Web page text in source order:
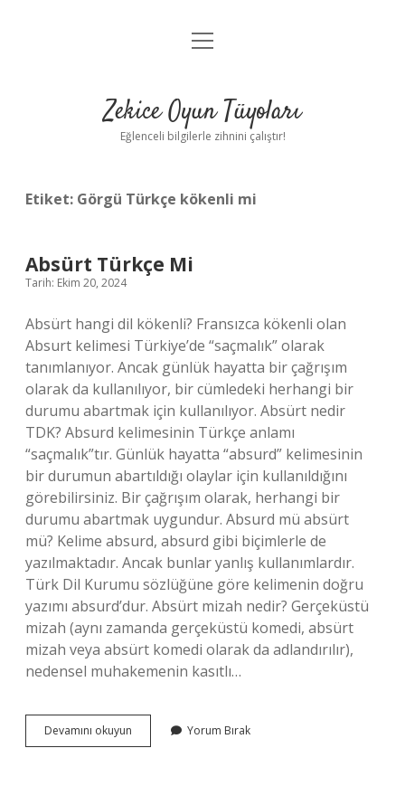
Anasayfa
Yasal Uyarı
menüyü
Zekice Oyun Tüyoları
Eğlenceli bilgilerle zihnini çalıştır!
Etiket: Görgü Türkçe kökenli mi
Absürt Türkçe Mi
Tarih: Ekim 20, 2024
Absürt hangi dil kökenli? Fransızca kökenli olan
Absurt kelimesi Türkiye’de “saçmalık” olarak
tanımlanıyor. Ancak günlük hayatta bir çağrışım
olarak da kullanılıyor, bir cümledeki herhangi bir
durumu abartmak için kullanılıyor. Absürt nedir
TDK? Absurd kelimesinin Türkçe anlamı
“saçmalık”tır. Günlük hayatta “absurd” kelimesinin
bir durumun abartıldığı olaylar için kullanıldığını
görebilirsiniz. Bir çağrışım olarak, herhangi bir
durumu abartmak uygundur. Absurd mü absürt
mü? Kelime absurd, absurd gibi biçimlerle de
yazılmaktadır. Ancak bunlar yanlış kullanımlardır.
Türk Dil Kurumu sözlüğüne göre kelimenin doğru
yazımı absurd’dur. Absürt mizah nedir? Gerçeküstü
mizah (aynı zamanda gerçeküstü komedi, absürt
mizah veya absürt komedi olarak da adlandırılır),
nedensel muhakemenin kasıtlı…
Devamını okuyun
Türkçe
Yorum Bırak